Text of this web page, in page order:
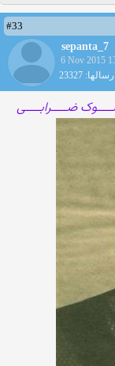
#33
sepanta_7
6 Nov 2015
ارسالها: 23327
ضـــــرابـــــی